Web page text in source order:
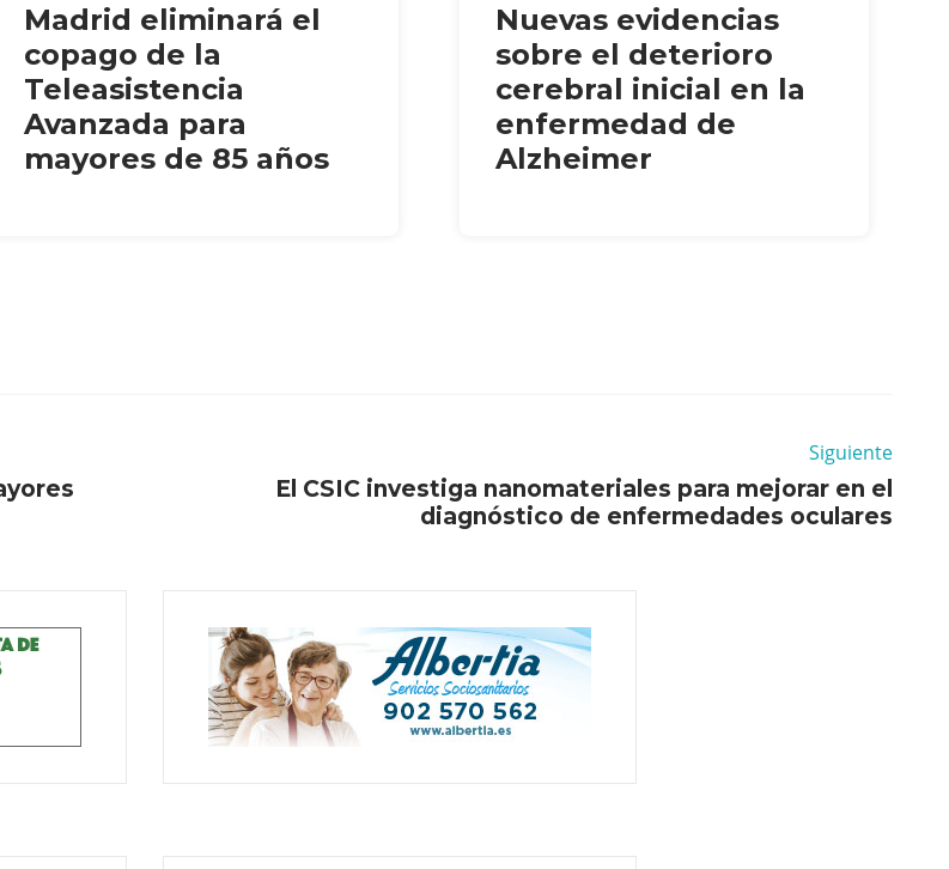
Madrid eliminará el
copago de la
Teleasistencia
Avanzada para
mayores de 85 años
Nuevas evidencias
sobre el deterioro
cerebral inicial en la
enfermedad de
Alzheimer
Siguiente
El CSIC investiga nanomateriales para mejorar en el
diagnóstico de enfermedades oculares